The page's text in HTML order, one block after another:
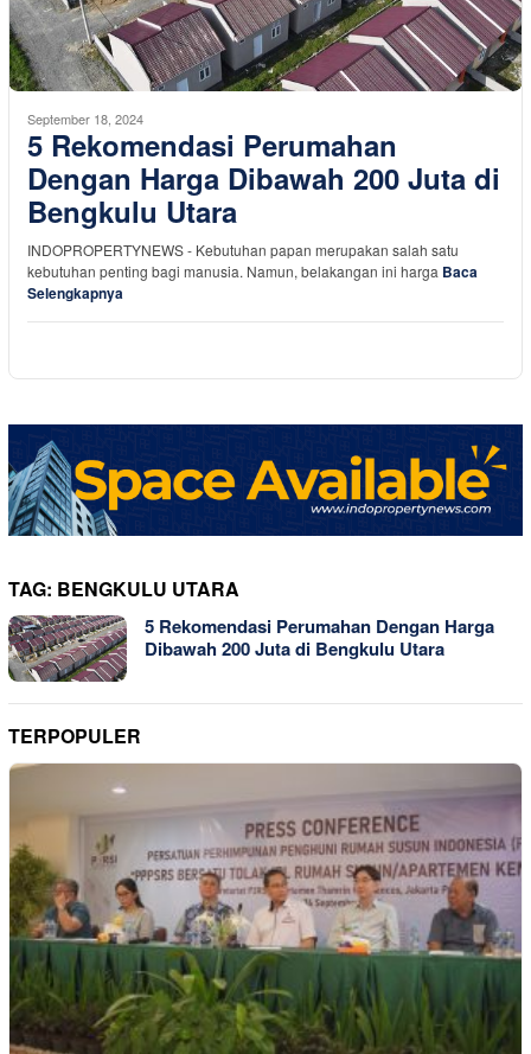
September 18, 2024
5 Rekomendasi Perumahan
Dengan Harga Dibawah 200 Juta di
Bengkulu Utara
INDOPROPERTYNEWS - Kebutuhan papan merupakan salah satu
kebutuhan penting bagi manusia. Namun, belakangan ini harga Baca
Selengkapnya
TAG: BENGKULU UTARA
5 Rekomendasi Perumahan Dengan Harga
Dibawah 200 Juta di Bengkulu Utara
TERPOPULER